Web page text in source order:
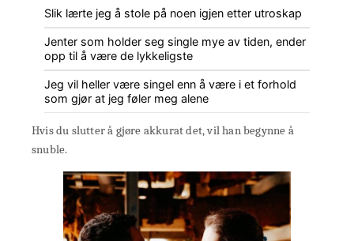
Slik lærte jeg å stole på noen igjen etter utroskap
Jenter som holder seg single mye av tiden, ender
opp til å være de lykkeligste
Jeg vil heller være singel enn å være i et forhold
som gjør at jeg føler meg alene
Hvis du slutter å gjøre akkurat det, vil han begynne å
snuble.